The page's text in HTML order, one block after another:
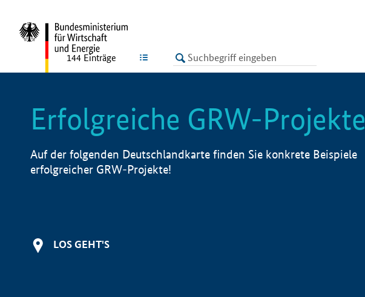
LISTE
144 Einträge
Erfolgreiche GRW-Projekte
Auf der folgenden Deutschlandkarte finden Sie konkrete Beispiele
erfolgreicher GRW-Projekte!
LOS GEHT'S